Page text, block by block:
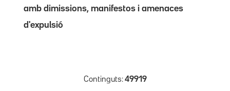
amb dimissions, manifestos i amenaces
d'expulsió
Continguts: 49919